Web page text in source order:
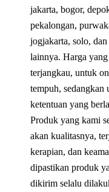
jakarta, bogor,
pekalongan,
jogjakarta, solo,
lainnya. Harga
terjangkau, untuk
tempuh, sedangkan
ketentuan yang
Produk yang kami
akan kualitasnya,
kerapian, dan
dipastikan produk
dikirim selalu